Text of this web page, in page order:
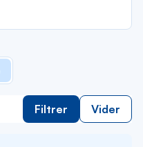
Filtrer Vider